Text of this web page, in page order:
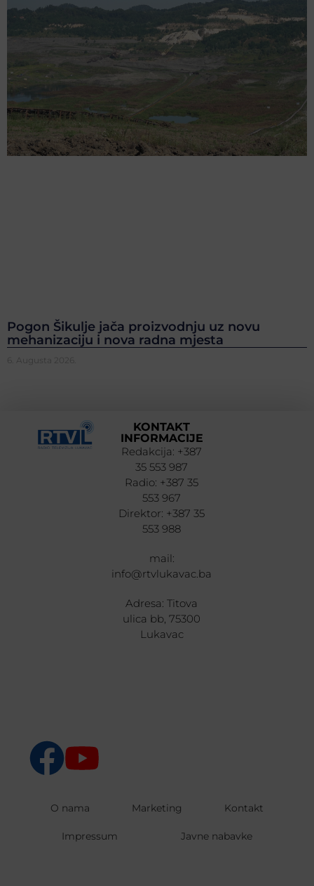
Pogon Šikulje jača proizvodnju uz novu
mehanizaciju i nova radna mjesta
6. Augusta 2026.
KONTAKT
INFORMACIJE
Redakcija: +387
35 553 987
Radio: +387 35
553 967
Direktor: +387 35
553 988
mail:
info@rtvlukavac.ba
Adresa: Titova
ulica bb, 75300
Lukavac
O nama Marketing Kontakt
Impressum Javne nabavke